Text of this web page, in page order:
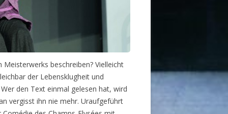
beschreiben? Vielleicht
der Lebensklugheit und
den Text einmal gelesen hat, wird
vergisst ihn nie mehr. Uraufgeführt